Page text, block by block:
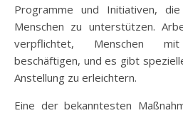
Programme und Initiativen,
Menschen zu unterstützen.
verpflichtet, Menschen
beschäftigen, und es gibt
Anstellung zu erleichtern.
Eine der bekanntesten